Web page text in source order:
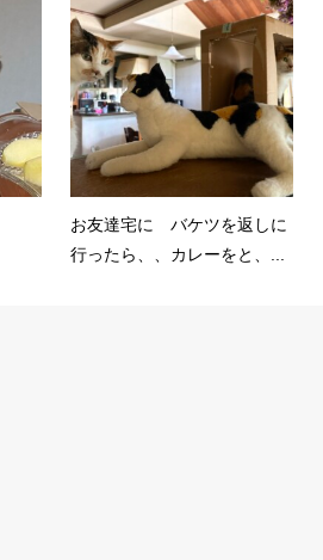
お友達宅に バケツを返しに
行ったら、、カレーをと、...